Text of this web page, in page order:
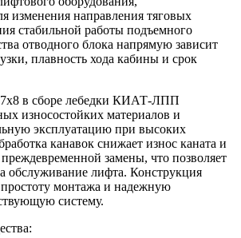
изменения направления тяговых
стабильной работы подъемного
отводного блока напрямую зависит
плавность хода кабины и срок
в сборе лебедки КИАТ-ЛПП
износостойких материалов и
эксплуатацию при высоких
канавок снижает износ каната и
замены, что позволяет
обслуживание лифта. Конструкция
простоту монтажа и надежную
систему.